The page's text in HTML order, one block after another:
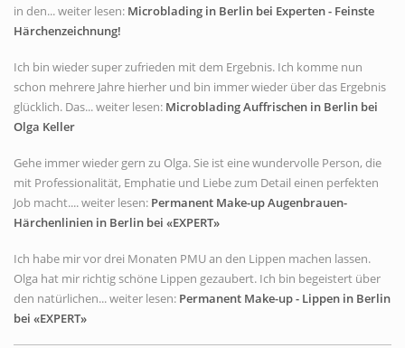
in den... weiter lesen: Microblading in Berlin bei Experten - Feinste
Härchenzeichnung!
Ich bin wieder super zufrieden mit dem Ergebnis. Ich komme nun
schon mehrere Jahre hierher und bin immer wieder über das Ergebnis
glücklich. Das... weiter lesen: Microblading Auffrischen in Berlin bei
Olga Keller
Gehe immer wieder gern zu Olga. Sie ist eine wundervolle Person, die
mit Professionalität, Emphatie und Liebe zum Detail einen perfekten
Job macht.... weiter lesen: Permanent Make-up Augenbrauen-
Härchenlinien in Berlin bei «EXPERT»
Ich habe mir vor drei Monaten PMU an den Lippen machen lassen.
Olga hat mir richtig schöne Lippen gezaubert. Ich bin begeistert über
den natürlichen... weiter lesen: Permanent Make-up - Lippen in Berlin
bei «EXPERT»